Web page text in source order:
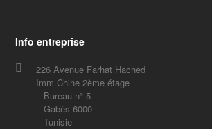
Info entreprise
226 Avenue Farhat Hached
Imm.Chine 2ème étage
– Bureau n° 5
– Gabès 6000
– Tunisie